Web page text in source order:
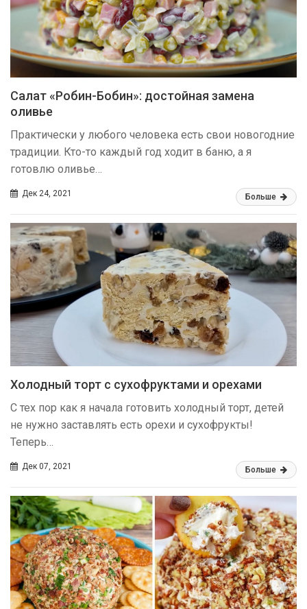
Салат «Робин-Бобин»: достойная замена
оливье
Практически у любого человека есть свои новогодние
традиции. Кто-то каждый год ходит в баню, а я
готовлю оливье…
Дек 24, 2021 Больше
Холодный торт с сухофруктами и орехами
С тех пор как я начала готовить холодный торт, детей
не нужно заставлять есть орехи и сухофрукты!
Теперь…
Дек 07, 2021 Больше